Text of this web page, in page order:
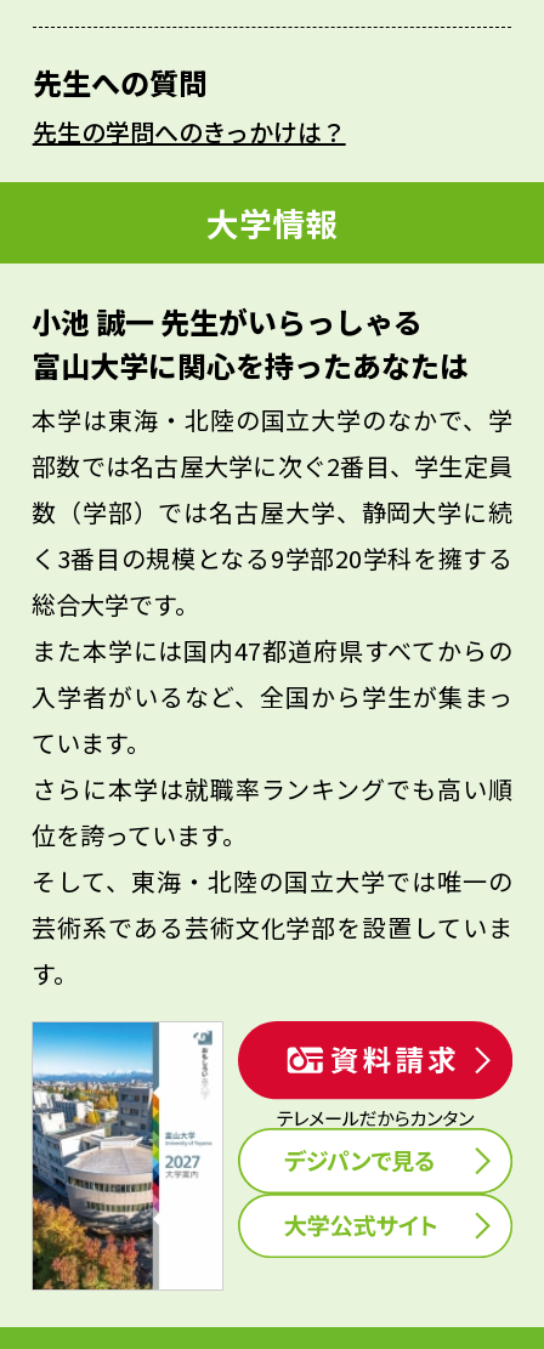
勢とは逆の方向であっても、自分がいいと
思うものに向かっていく勇気を持ってほし
いです。
大勢の人の中で一番になるのは大変です
が、誰もやっていないことであれば独自性
高校生のうちに留学をするなど、人と違う
経験をすれば、それが自分の価値を高める
ことにつながっていくと思います。
先生への質問
先生の学問へのきっかけは？
大学情報
小池 誠一 先生がいらっしゃる
富山大学に関心を持ったあなたは
本学は東海・北陸の国立大学のなかで、学
部数では名古屋大学に次ぐ2番目、学生定員
数（学部）では名古屋大学、静岡大学に続
く3番目の規模となる9学部20学科を擁する
総合大学です。
また本学には国内47都道府県すべてからの
入学者がいるなど、全国から学生が集まっ
ています。
さらに本学は就職率ランキングでも高い順
位を誇っています。
そして、東海・北陸の国立大学では唯一の
芸術系である芸術文化学部を設置していま
す。